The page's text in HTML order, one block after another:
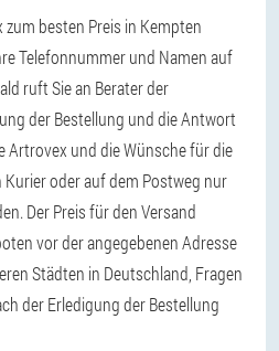
besten Preis in Kempten
Telefonnummer und Namen auf
ruft Sie an Berater der
der Bestellung und die Antwort
Artrovex und die Wünsche für die
Kurier oder auf dem Postweg nur
Der Preis für den Versand
vor der angegebenen Adresse
Städten in Deutschland, Fragen
der Erledigung der Bestellung